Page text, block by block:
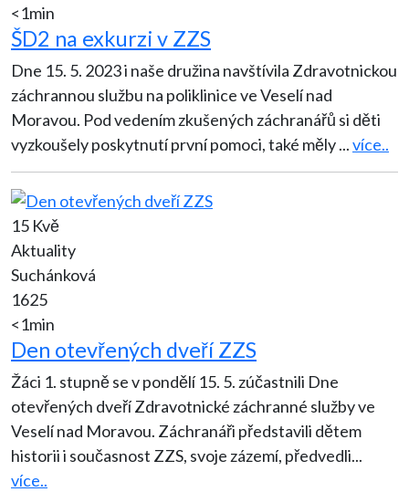
<1min
ŠD2 na exkurzi v ZZS
Dne 15. 5. 2023 i naše družina navštívila Zdravotnickou
záchrannou službu na poliklinice ve Veselí nad
Moravou. Pod vedením zkušených záchranářů si děti
vyzkoušely poskytnutí první pomoci, také měly...více..
15 Kvě
Aktuality
Suchánková
1625
<1min
Den otevřených dveří ZZS
Žáci 1. stupně se v pondělí 15. 5. zúčastnili Dne
otevřených dveří Zdravotnické záchranné služby ve
Veselí nad Moravou. Záchranáři představili dětem
historii i současnost ZZS, svoje zázemí, předvedli...
více..